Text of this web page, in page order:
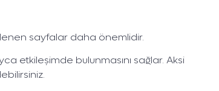
sayfalar daha önemlidir.
etkileşimde bulunmasını sağlar. Aksi